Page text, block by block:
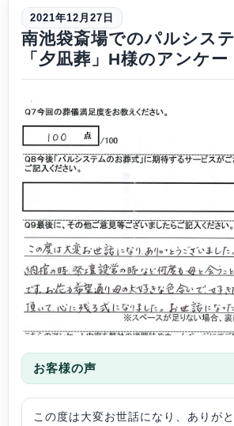
2021年12月27日
南池袋斎場でのパルシス
「夕凪葬」H様のアンケー
お客様の声
この度は大変お世話になり、ありが